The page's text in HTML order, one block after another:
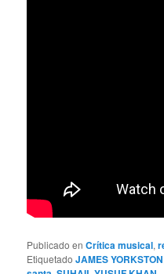
Publicado en Crítica musical,
Etiquetado JAMES YORKSTON